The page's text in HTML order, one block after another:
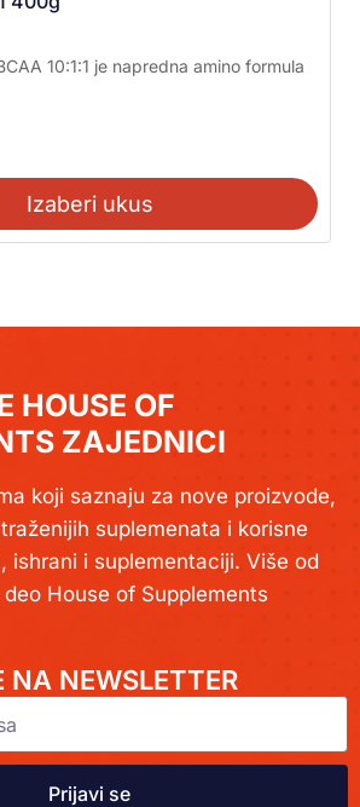
10:1:1 je napredna amino formula
Izaberi ukus
HOUSE OF
ZAJEDNICI
koji saznaju za nove proizvode,
suplemenata i korisne
ishrani i suplementaciji. Više od
House of Supplements
NA NEWSLETTER
Prijavi se